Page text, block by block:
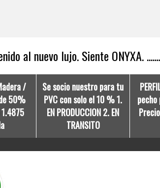
al nuevo lujo. Siente ONYXA.
/
50%
Se socio nuestro para tu
PVC con solo el 10 % 1.
EN PRODUCCION 2. EN
TRANSITO
pecho